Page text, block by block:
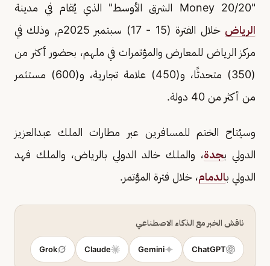
"Money 20/20 الشرق الأوسط" الذي يُقام في مدينة
الرياض
خلال الفترة (15 - 17) سبتمبر 2025م, وذلك في
مركز الرياض للمعارض والمؤتمرات في ملهم، بحضور أكثر من
(350) متحدثًا، و(450) علامة تجارية، و(600) مستثمر
من أكثر من 40 دولة.
وسيُتاح الختم للمسافرين عبر مطارات الملك عبدالعزيز
الدولي بجدة، والملك خالد الدولي بالرياض، والملك فهد
الدولي بالدمام، خلال فترة المؤتمر.
ناقش الخبر مع الذكاء الاصطناعي
ChatGPT
Gemini
Claude
Grok